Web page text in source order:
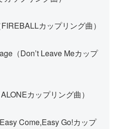
カップリング曲）
（Don’t Leave Meカップ
カップリング曲）
Come,Easy Go!カップ